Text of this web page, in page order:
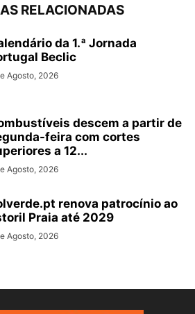
RELACIONADAS
da 1.ª Jornada
Beclic
Agosto, 2026
descem a partir de
feira com cortes
a 12...
Agosto, 2026
renova patrocínio ao
Praia até 2029
Agosto, 2026